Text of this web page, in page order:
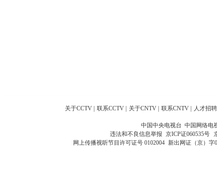
关于CCTV 联系CCTV 关于CNTV 联系CNTV 人才招聘
中国中央电视台 中国网络电
违法和不良信息举报 京ICP证060535号
网上传播视听节目许可证号 0102004 新出网证（京）